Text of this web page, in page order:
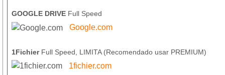
GOOGLE DRIVE Full Speed
Google.com
1FichierFull Speed, LIMITA (Recomendado usar PREMIUM)
1fichier.com